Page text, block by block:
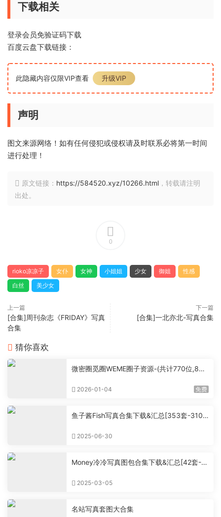
下载相关
登录会员免验证码下载
百度云盘下载链接：
此隐藏内容仅限VIP查看 升级VIP
声明
图文来源网络！如有任何侵犯或侵权请及时联系必将第一时间
进行处理！
原文链接： https://584520.xyz/10266.html ，转载请注明
出处。
0
rioko凉凉子 女仆 女神 小姐姐 少女 御姐
性感
白丝
美少女
上一篇
[合集]周刊杂志《FRIDAY》写真
合集
下一篇
[合集]一北亦北-写真合集
猜你喜欢
微密圈觅圈WEME圈子资源-(共计770位,860
2026-01-04 免费
鱼子酱Fish写真合集下载&汇总[353套-310.
2025-06-30
Money冷冷写真图包合集下载&汇总[42套-5
2025-03-05
名站写真套图大合集